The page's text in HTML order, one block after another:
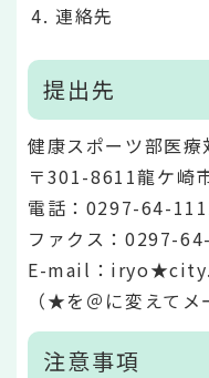
連絡先
提出先
健康スポーツ部医療
〒301-8611龍ケ崎
電話：0297-64-
ファクス：0297-
E-mail：
（★を＠に変えてメ
注意事項